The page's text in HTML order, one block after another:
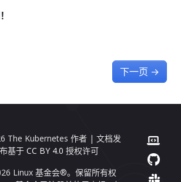
下一页 →
The Kubernetes 作者 | 文档发
布基于CC BY 4.0 授权许可
Linux 基金会®。保留所有权